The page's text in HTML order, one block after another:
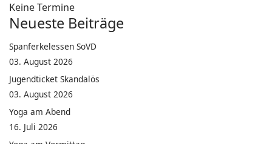
Keine Termine
Neueste Beiträge
Spanferkelessen SoVD
03. August 2026
Jugendticket Skandalös
03. August 2026
Yoga am Abend
16. Juli 2026